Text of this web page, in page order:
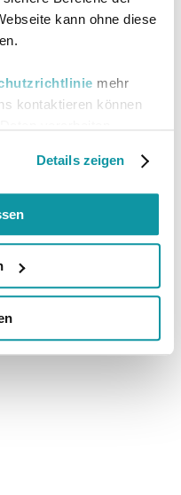
kann ohne diese
mehr
kontaktieren können
Details zeigen